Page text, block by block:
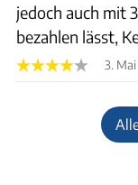
jedoch auch mit
bezahlen lässt,
3.